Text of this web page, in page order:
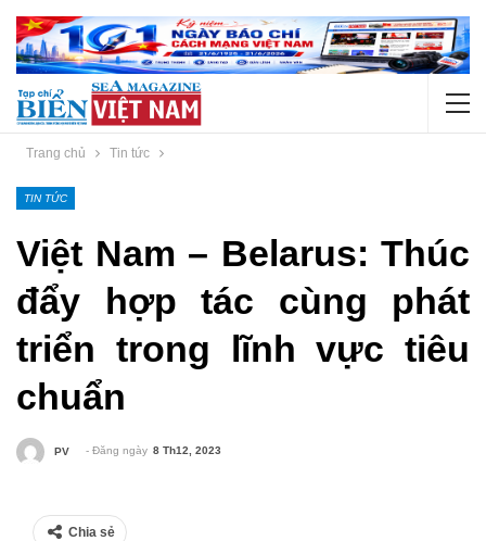
Trang chủ Tin tức
TIN TỨC
Việt Nam – Belarus: Thúc
đẩy hợp tác cùng phát
triển trong lĩnh vực tiêu
chuẩn
PV - Đăng ngày 8 Th12, 2023
Chia sẻ